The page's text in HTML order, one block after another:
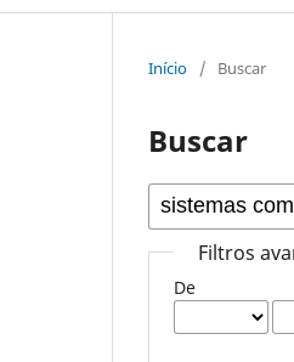
Início / Buscar
Buscar
Filtros
De